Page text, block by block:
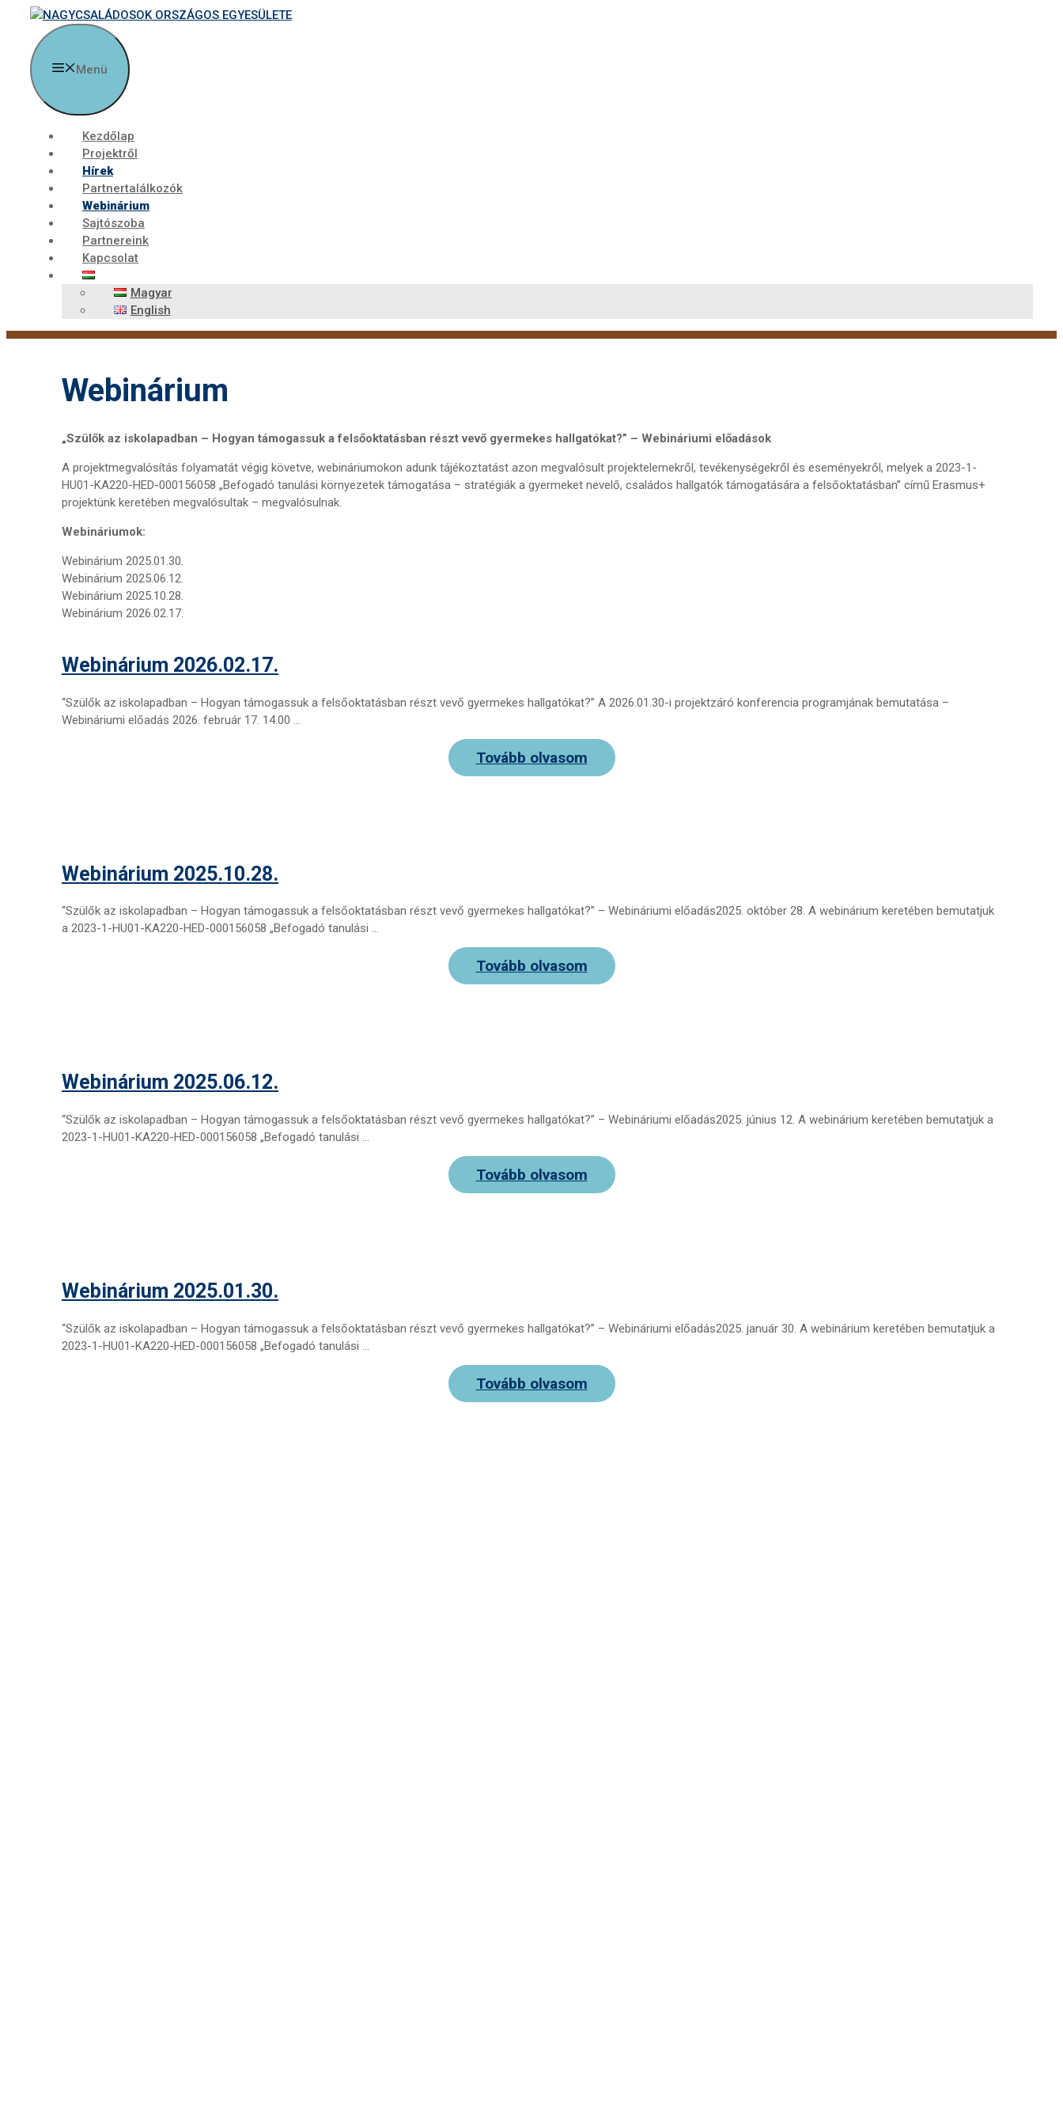
Kilépés
tartalomba
Menü
Kezdőlap
Projektről
Hírek
Partnertalálkozók
Webinárium
Sajtószoba
Partnereink
Kapcsolat
Magyar
English
Webinárium
„Szülők az iskolapadban – Hogyan támogassuk a felsőoktatásban részt vevő gyermekes hallgatókat?” – Webináriumi előadások
A projektmegvalósítás folyamatát végig követve, webináriumokon adunk tájékoztatást azon megvalósult projektelemekről, tevékenységekről és eseményekről, melyek a 2023-1-
HU01-KA220-HED-000156058 „Befogadó tanulási környezetek támogatása – stratégiák a gyermeket nevelő, családos hallgatók támogatására a felsőoktatásban” című Erasmus+
projektünk keretében megvalósultak – megvalósulnak.
Webináriumok:
Webinárium 2025.01.30.
Webinárium 2025.06.12.
Webinárium 2025.10.28.
Webinárium 2026.02.17.
Webinárium 2026.02.17.
“Szülők az iskolapadban – Hogyan támogassuk a felsőoktatásban részt vevő gyermekes hallgatókat?” A 2026.01.30-i projektzáró konferencia programjának bemutatása –
Webináriumi előadás 2026. február 17. 14.00 …
Tovább olvasom
Webinárium 2025.10.28.
“Szülők az iskolapadban – Hogyan támogassuk a felsőoktatásban részt vevő gyermekes hallgatókat?” – Webináriumi előadás2025. október 28. A webinárium keretében bemutatjuk
a 2023-1-HU01-KA220-HED-000156058 „Befogadó tanulási …
Tovább olvasom
Webinárium 2025.06.12.
“Szülők az iskolapadban – Hogyan támogassuk a felsőoktatásban részt vevő gyermekes hallgatókat?” – Webináriumi előadás2025. június 12. A webinárium keretében bemutatjuk a
2023-1-HU01-KA220-HED-000156058 „Befogadó tanulási …
Tovább olvasom
Webinárium 2025.01.30.
“Szülők az iskolapadban – Hogyan támogassuk a felsőoktatásban részt vevő gyermekes hallgatókat?” – Webináriumi előadás2025. január 30. A webinárium keretében bemutatjuk a
2023-1-HU01-KA220-HED-000156058 „Befogadó tanulási …
Tovább olvasom